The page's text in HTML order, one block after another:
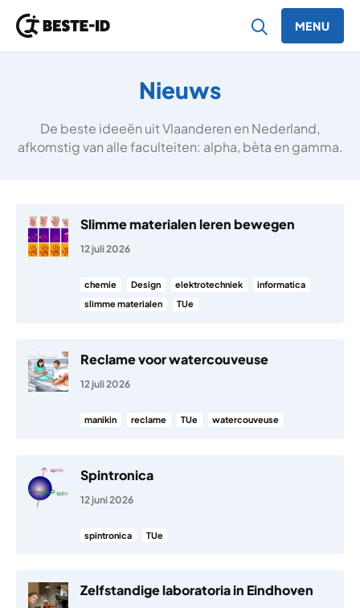
MENU
Nieuws
De beste ideeën uit Vlaanderen en Nederland,
afkomstig van alle faculteiten: alpha, bèta en gamma.
Slimme materialen leren bewegen
12 juli 2026
chemie Design elektrotechniek
informatica
slimme materialen
TUe
Reclame voor watercouveuse
12 juli 2026
manikin reclame TUe watercouveuse
Spintronica
12 juni 2026
spintronica TUe
Zelfstandige laboratoria in Eindhoven